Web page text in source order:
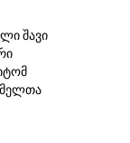
შავი